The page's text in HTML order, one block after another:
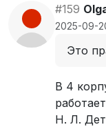
#159
2025-09-
Это
В 4
Н. Л.